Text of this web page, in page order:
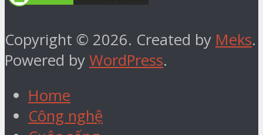
Copyright © 2026. Created by Meks.
Powered by WordPress.
Home
Công nghệ